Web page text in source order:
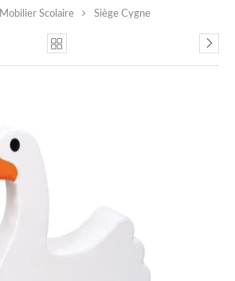
Mobilier Scolaire Siège Cygne